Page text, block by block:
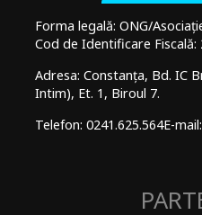
Forma legală: ONG/
Cod de Identificare Fiscală:
Adresa: Constanța, Bd. IC
Intim), Et. 1, Biroul 7.
Telefon: 0241.625.564E-